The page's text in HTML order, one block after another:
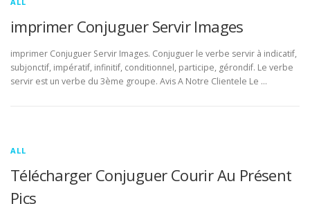
imprimer Conjuguer Servir Images
imprimer Conjuguer Servir Images. Conjuguer le verbe servir à indicatif,
subjonctif, impératif, infinitif, conditionnel, participe, gérondif. Le verbe
servir est un verbe du 3ème groupe. Avis A Notre Clientele Le …
ALL
Télécharger Conjuguer Courir Au Présent
Pics